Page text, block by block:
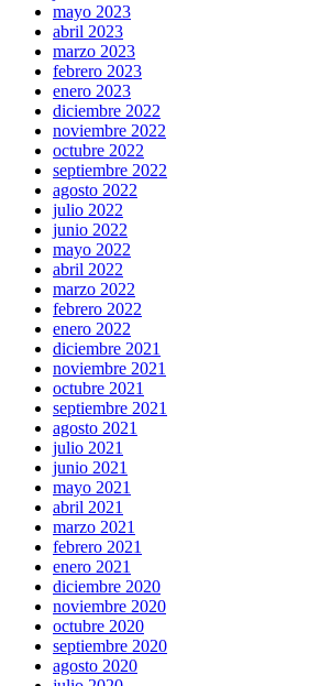
mayo 2023
abril 2023
marzo 2023
febrero 2023
enero 2023
diciembre 2022
noviembre 2022
octubre 2022
septiembre 2022
agosto 2022
julio 2022
junio 2022
mayo 2022
abril 2022
marzo 2022
febrero 2022
enero 2022
diciembre 2021
noviembre 2021
octubre 2021
septiembre 2021
agosto 2021
julio 2021
junio 2021
mayo 2021
abril 2021
marzo 2021
febrero 2021
enero 2021
diciembre 2020
noviembre 2020
octubre 2020
septiembre 2020
agosto 2020